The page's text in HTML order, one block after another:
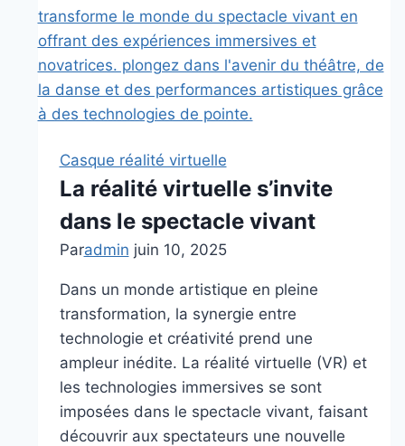
:
focus
sur
les
visiteurs
allemands
et
espagnols,
et
l’afflux
d’autres
nationalités
Casque réalité virtuelle
La réalité virtuelle s’invite
dans le spectacle vivant
Paradmin juin 10, 2025
Dans un monde artistique en pleine
transformation, la synergie entre
technologie et créativité prend une
ampleur inédite. La réalité virtuelle (VR) et
les technologies immersives se sont
imposées dans le spectacle vivant, faisant
découvrir aux spectateurs une nouvelle